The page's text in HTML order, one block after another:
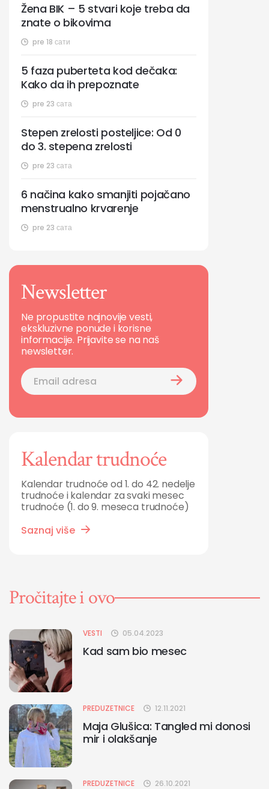
pre 18 сати
Žena BIK – 5 stvari koje treba da
znate o bikovima
pre 23 сата
5 faza puberteta kod dečaka:
Kako da ih prepoznate
pre 23 сата
Stepen zrelosti posteljice: Od 0
do 3. stepena zrelosti
pre 23 сата
6 načina kako smanjiti pojačano
menstrualno krvarenje
Newsletter
Ne propustite najnovije vesti,
ekskluzivne ponude i korisne
informacije. Prijavite se na naš
newsletter.
Kalendar trudnoće
Kalendar trudnoće od 1. do 42. nedelje
trudnoće i kalendar za svaki mesec
trudnoće (1. do 9. meseca trudnoće)
Saznaj više
Pročitajte i ovo
VESTI 05.04.2023
Kad sam bio mesec
PREDUZETNICE 12.11.2021
Maja Glušica: Tangled mi donosi
mir i olakšanje
PREDUZETNICE 26.10.2021